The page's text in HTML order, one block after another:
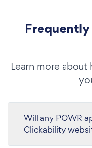
Learn more about
Will any POWR
Clickability